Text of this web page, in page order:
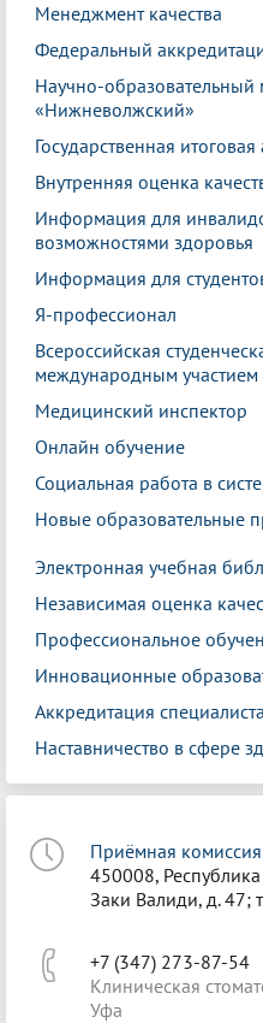
Менеджмент качества
Федеральный
Научно-образовательный
«Нижневолжский»
Государственная итоговая
Внутренняя оценка
Информация для
возможностями здоровья
Информация для
Я-профессионал
Всероссийская
международным участием
Медицинский инспектор
Онлайн обучение
Социальная работа в
Новые образовательные
Электронная учебная
Независимая оценка
Профессиональное
Инновационные
Аккредитация специалиста
Наставничество в сфере
Приёмная
450008,
Заки Валиди, д. 47;
+7 (347) 273-87-54
Клиническая
Уфа